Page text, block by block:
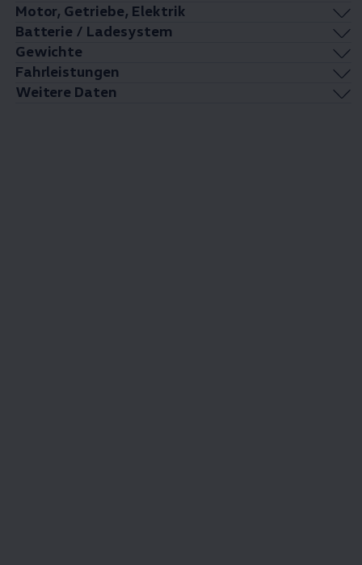
Motor, Getriebe, Elektrik
Batterie / Ladesystem
Gewichte
Fahrleistungen
Weitere Daten